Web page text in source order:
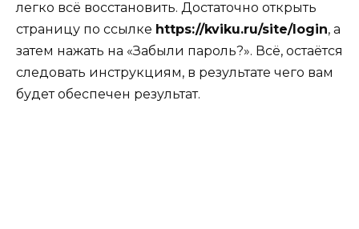
легко всё восстановить. Достаточно открыть
страницу по ссылке https://kviku.ru/site/login, а
затем нажать на «Забыли пароль?». Всё, остаётся
следовать инструкциям, в результате чего вам
будет обеспечен результат.